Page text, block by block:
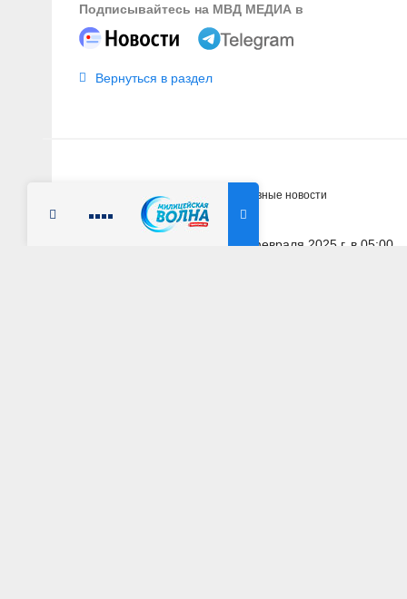
Подписывайтесь на МВД МЕДИА в
Вернуться в раздел
Новости Оперативные новости
27 февраля 2025 г. в 05:00
Радио Милицейская волна